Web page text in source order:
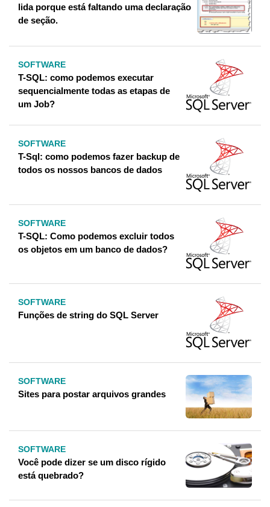
lida porque está faltando uma declaração
de seção.
SOFTWARE
T-SQL: como podemos executar
sequencialmente todas as etapas de
um Job?
SOFTWARE
T-Sql: como podemos fazer backup de
todos os nossos bancos de dados
SOFTWARE
T-SQL: Como podemos excluir todos
os objetos em um banco de dados?
SOFTWARE
Funções de string do SQL Server
SOFTWARE
Sites para postar arquivos grandes
SOFTWARE
Você pode dizer se um disco rígido
está quebrado?